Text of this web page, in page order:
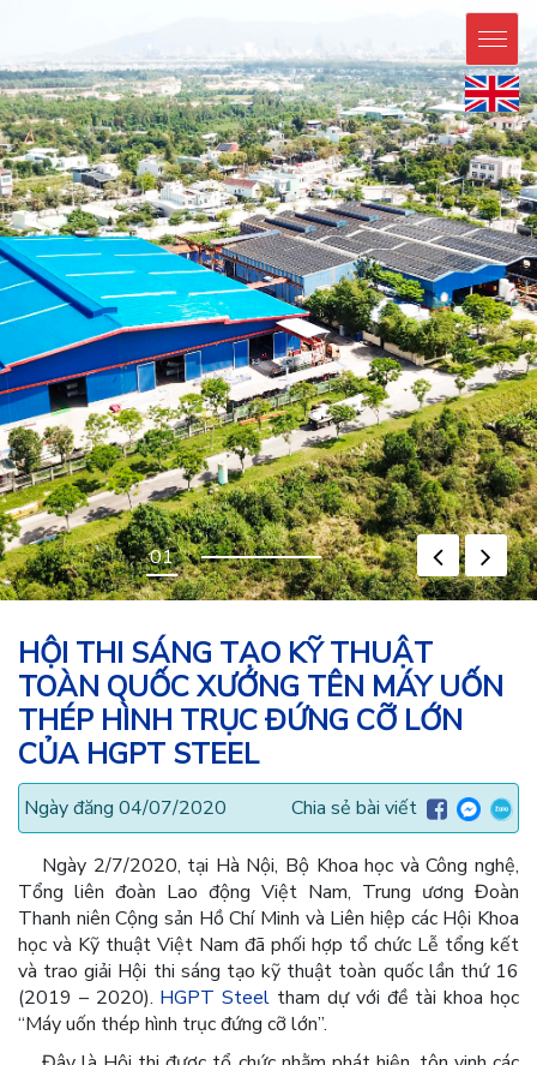
HỘI THI SÁNG TẠO KỸ THUẬT
TOÀN QUỐC XƯỚNG TÊN MÁY UỐN
THÉP HÌNH TRỤC ĐỨNG CỠ LỚN
CỦA HGPT STEEL
Ngày đăng 04/07/2020 Chia sẻ bài viết
Ngày 2/7/2020, tại Hà Nội, Bộ Khoa học và Công nghệ,
Tổng liên đoàn Lao động Việt Nam, Trung ương Đoàn
Thanh niên Cộng sản Hồ Chí Minh và Liên hiệp các Hội Khoa
học và Kỹ thuật Việt Nam đã phối hợp tổ chức Lễ tổng kết
và trao giải Hội thi sáng tạo kỹ thuật toàn quốc lần thứ 16
(2019 – 2020). HGPT Steel tham dự với đề tài khoa học
“Máy uốn thép hình trục đứng cỡ lớn”.